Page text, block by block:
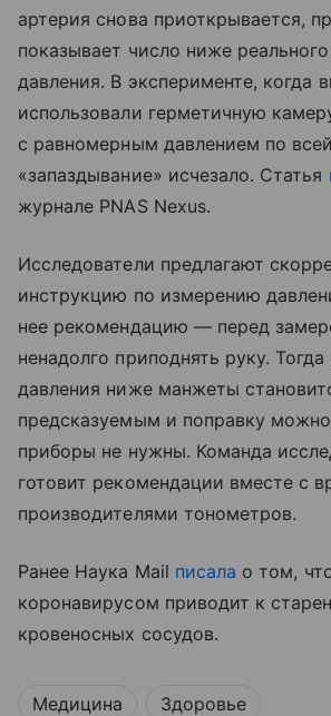
артерия снова приоткрывается,
показывает число ниже
давления. В эксперименте, когда
использовали герметичную
с равномерным давлением по
«запаздывание» исчезало. Статья
журнале PNAS Nexus.
Исследователи предлагают
инструкцию по измерению
нее рекомендацию — перед
ненадолго приподнять руку. Тогда
давления ниже манжеты
предсказуемым и поправку
приборы не нужны. Команда
готовит рекомендации вместе с
производителями тонометров.
Ранее Наука Mail писала о том,
коронавирусом приводит к
кровеносных сосудов.
Медицина Здоровье